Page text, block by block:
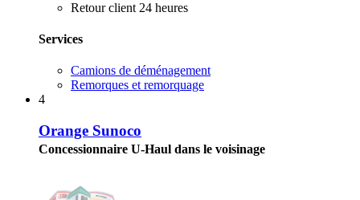
Retour client 24 heures
Services
Camions de déménagement
Remorques et remorquage
4
Orange Sunoco
Concessionnaire U-Haul dans le voisinage